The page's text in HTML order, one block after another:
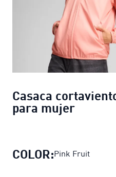
Casaca
para mujer
COLOR:Pink Fruit